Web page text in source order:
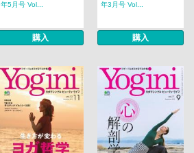
年5月号 Vol...
購入
年3月号 Vol...
購入